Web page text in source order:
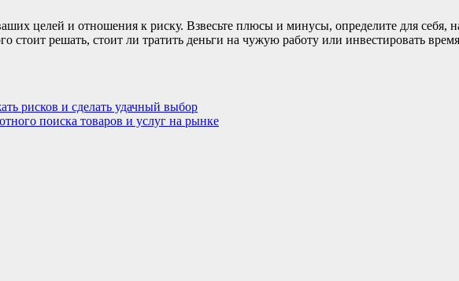
целей и отношения к риску. Взвесьте плюсы и минусы, определите для себя,
стоит решать, стоит ли тратить деньги на чужую работу или инвестировать
рисков и сделать удачный выбор
поиска товаров и услуг на рынке